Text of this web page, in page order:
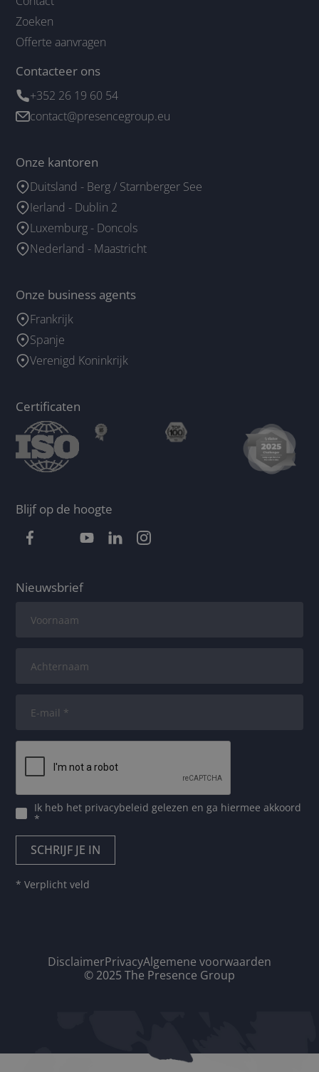
Zoeken
Offerte aanvragen
Contacteer ons
+352 26 19 60 54
contact@presencegroup.eu
Onze kantoren
Duitsland - Berg / Starnberger See
Ierland - Dublin 2
Luxemburg - Doncols
Nederland - Maastricht
Onze business agents
Frankrijk
Spanje
Verenigd Koninkrijk
Certificaten
Blijf op de hoogte
Nieuwsbrief
Ik heb het privacybeleid gelezen en ga hiermee akkoord
*
* Verplicht veld
DisclaimerPrivacyAlgemene voorwaarden
© 2025 The Presence Group